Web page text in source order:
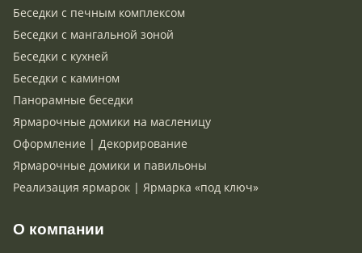
Беседки с печным комплексом
Беседки с мангальной зоной
Беседки с кухней
Беседки с камином
Панорамные беседки
Ярмарочные домики на масленицу
Оформление | Декорирование
Ярмарочные домики и павильоны
Реализация ярмарок | Ярмарка «под ключ»
О компании